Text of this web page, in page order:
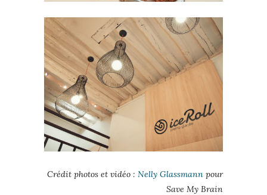
Crédit photos et vidéo : Nelly Glassmann pour
Save My Brain